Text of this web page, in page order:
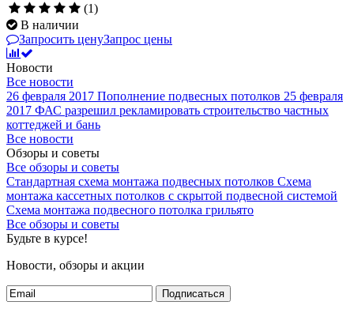
(1)
В наличии
Запросить ценуЗапрос цены
Новости
Все новости
26 февраля 2017 Пополнение подвесных потолков 25 февраля
2017 ФАС разрешил рекламировать строительство частных
коттеджей и бань
Все новости
Обзоры и советы
Все обзоры и советы
Стандартная схема монтажа подвесных потолков Схема
монтажа кассетных потолков с скрытой подвесной системой
Схема монтажа подвесного потолка грильято
Все обзоры и советы
Будьте в курсе!
Новости, обзоры и акции
Подписаться